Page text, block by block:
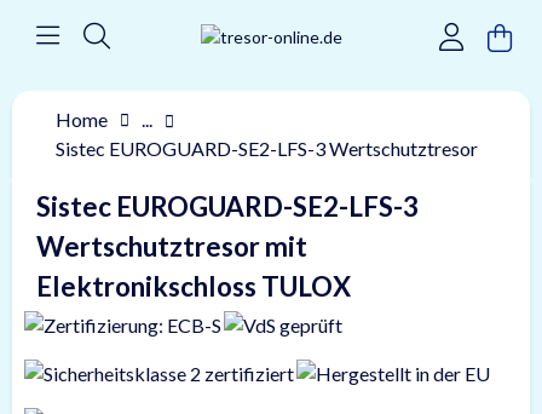
Home
...
Sistec EUROGUARD-SE2-LFS-3 Wertschutztresor
Sistec EUROGUARD-SE2-LFS-3
Wertschutztresor mit
Elektronikschloss TULOX